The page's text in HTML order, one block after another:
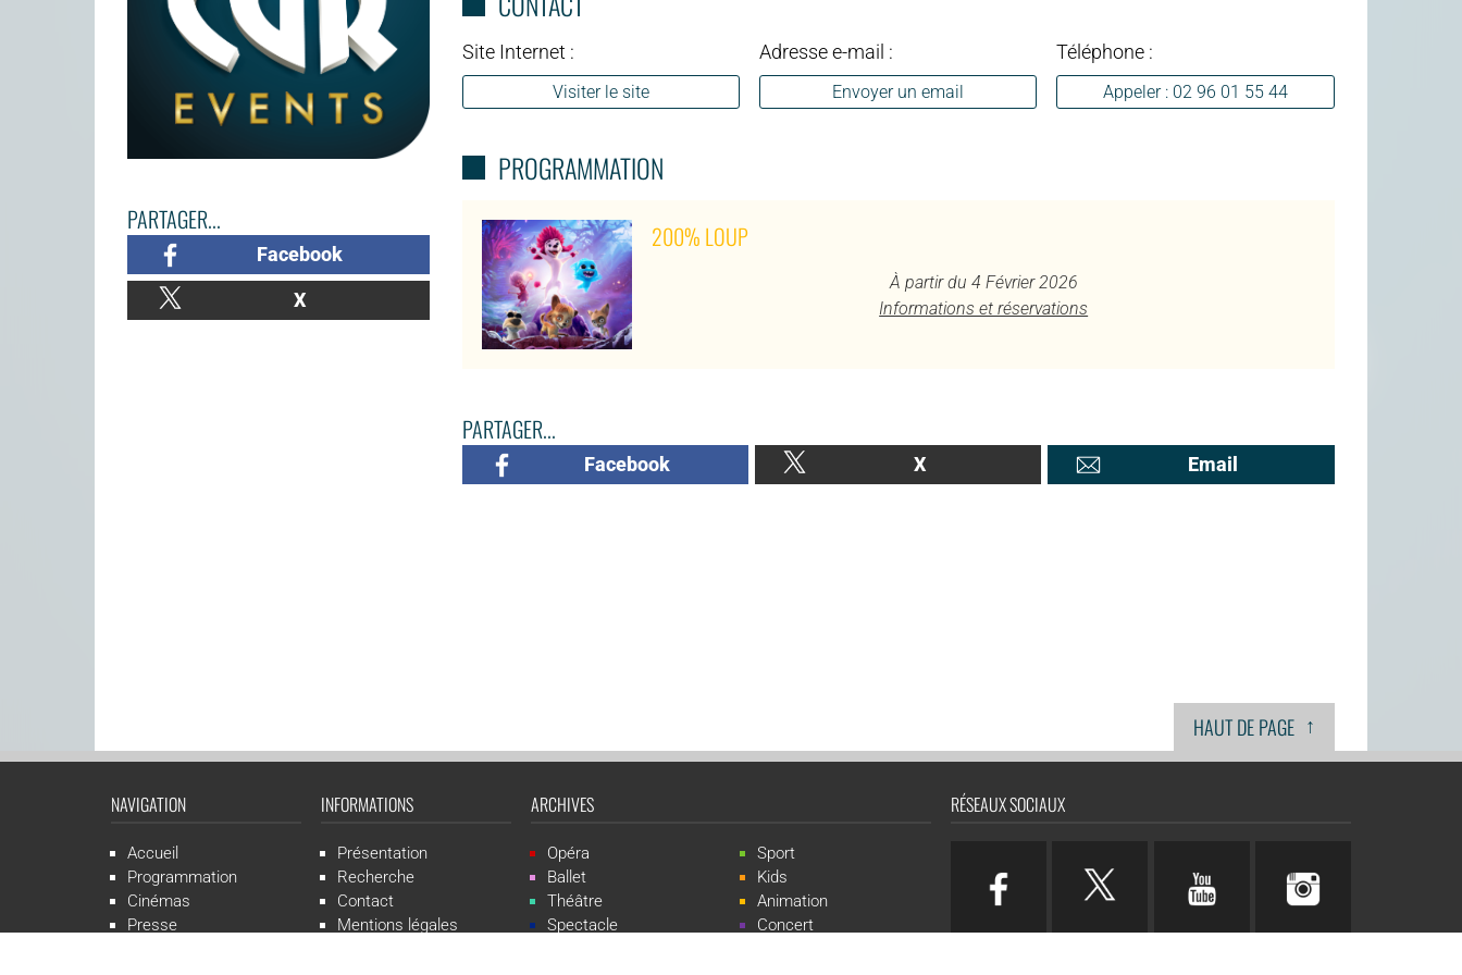
PARTAGER...
Facebook
X
Site Internet :
Visiter le site
Adresse e-mail :
Envoyer un email
Téléphone :
Appeler : 02 96 01 55 44
PROGRAMMATION
200% LOUP
À partir du 4 Février 2026
Informations et réservations
PARTAGER...
Facebook X Email
HAUT DE PAGE ↑
NAVIGATION
Accueil
Programmation
Cinémas
Presse
INFORMATIONS
Présentation
Recherche
Contact
Mentions légales
ARCHIVES
Opéra
Ballet
Théâtre
Spectacle
Sport
Kids
Animation
Concert
RÉSEAUX SOCIAUX